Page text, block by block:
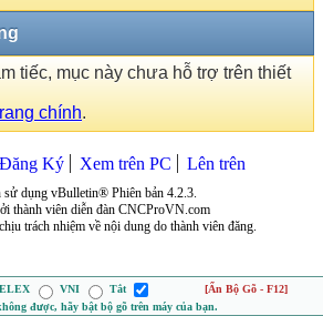
tiếc, mục này chưa hỗ trợ trên thiết
chính.
Đăng Ký Xem trên PC Lên trên
sử dụng vBulletin® Phiên bản 4.2.3.
thành viên diễn đàn CNCProVN.com
trách nhiệm về nội dung do thành viên đăng.
VNI Tắt
[Ẩn Bộ Gõ - F12]
được, hãy bật bộ gõ trên máy của bạn.